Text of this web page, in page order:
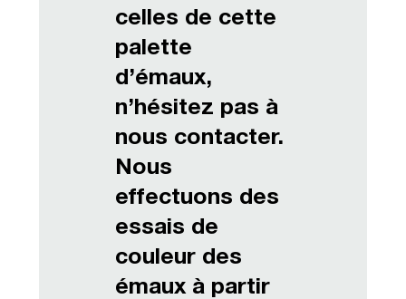
celles de cette
palette
d’émaux,
n’hésitez pas à
nous contacter.
Nous
effectuons des
essais de
couleur des
émaux à partir